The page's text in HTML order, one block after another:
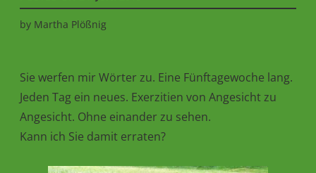
by Martha Plößnig
Sie werfen mir Wörter zu. Eine Fünftagewoche lang.
Jeden Tag ein neues. Exerzitien von Angesicht zu
Angesicht. Ohne einander zu sehen.
Kann ich Sie damit erraten?